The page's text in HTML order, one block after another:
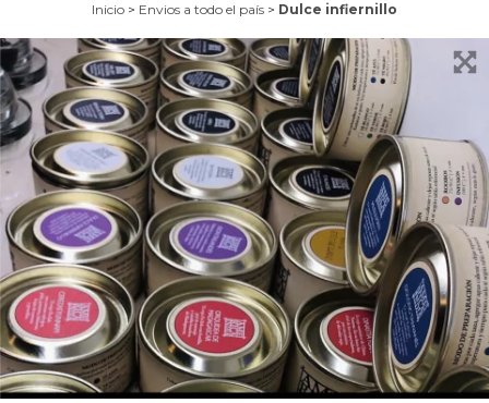
Inicio > Envios a todo el país > Dulce infiernillo